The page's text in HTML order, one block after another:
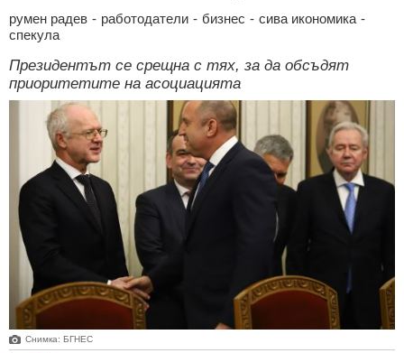
румен радев - работодатели - бизнес - сива икономика -
спекула
Президентът се срещна с тях, за да обсъдят
приоритетите на асоциацията
Снимка: БГНЕС